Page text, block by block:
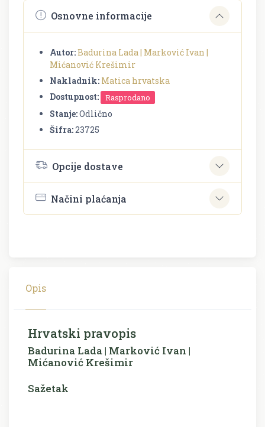
Osnovne informacije
Autor:Badurina Lada | Marković Ivan |
Mićanović Krešimir
Nakladnik: Matica hrvatska
Dostupnost:
Rasprodano
Stanje:Odlično
Šifra:23725
Opcije dostave
Načini plaćanja
Opis
Hrvatski pravopis
Badurina Lada | Marković Ivan |
Mićanović Krešimir
Sažetak